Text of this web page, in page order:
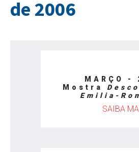
de 2006
MARÇO -
Mostra
Emilia-
SAIBA